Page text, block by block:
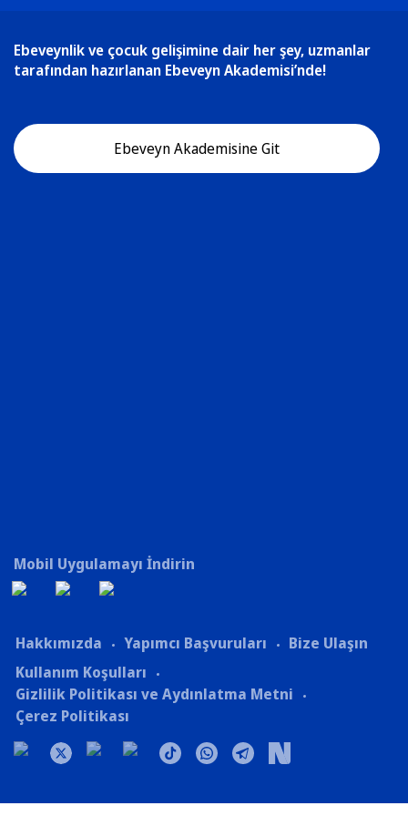
Ebeveynlik ve çocuk gelişimine dair her şey, uzmanlar
tarafından hazırlanan Ebeveyn Akademisi’nde!
Ebeveyn Akademisine Git
Mobil Uygulamayı İndirin
Hakkımızda Yapımcı Başvuruları
Bize Ulaşın
Kullanım Koşulları
Gizlilik Politikası ve Aydınlatma Metni
Çerez Politikası